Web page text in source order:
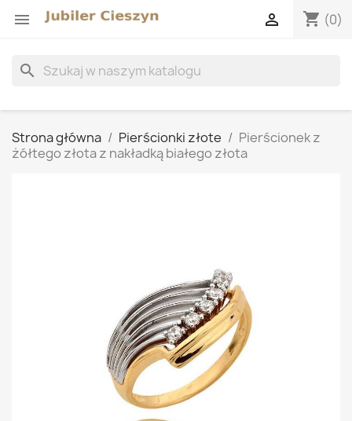
 shopping_cart (0)

search
Strona główna Pierścionki złote
Pierścionek z
żółtego złota z nakładką białego złota